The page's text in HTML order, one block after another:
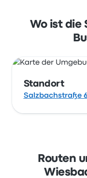
Sehen Sie sich
Bushaltestelle
Wo ist die
Standort
Salzbachstraße
Routen